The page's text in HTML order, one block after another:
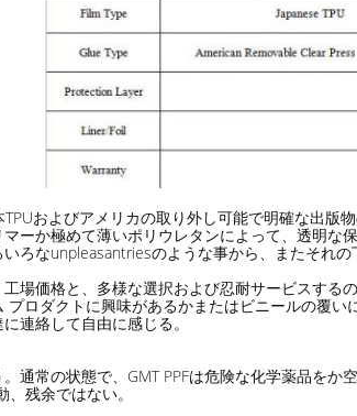
およびアメリカの取り外し可能で明確な出
ーか極めて薄いポリウレタンによって、透明
ろなunpleasantriesのような事から、またそれの
場価格と、多様な選択および忍耐サービスする
ロダクトに興味があるかまたはビニールの覆
連絡して自由に感じる。
通常の状態で、GMT PPFは危険な化学薬品を
残余ではない。